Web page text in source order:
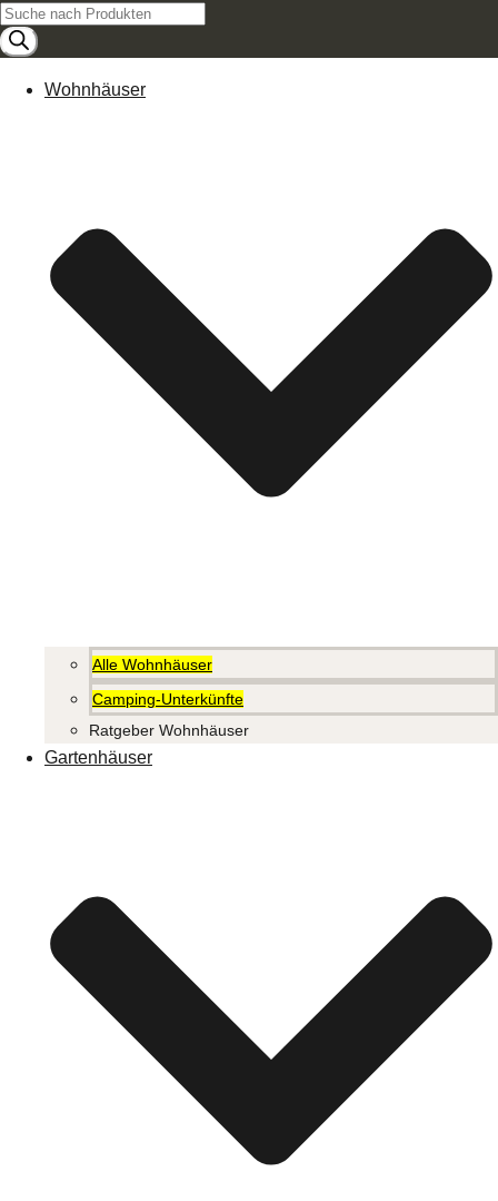
Products
search
Wohnhäuser
Alle Wohnhäuser
Camping-Unterkünfte
Ratgeber Wohnhäuser
Gartenhäuser